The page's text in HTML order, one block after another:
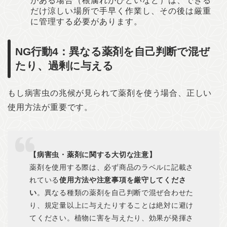
だけ涼しい場所で手早く作業し、その後は厳重
に管理する必要があります。
NG行動4：異なる薬剤を自己判断で混ぜ
たり、過剰に与える
もし病害虫の兆候が見られて薬剤を使う場合、正しい
使用方法が重要です。
【病害虫・薬剤に関する大切な注意】
薬剤を使用する際は、必ず商品のラベルに記載さ
れている使用方法や注意事項を厳守してくださ
い。異なる種類の薬剤を自己判断で混ぜ合わせた
り、規定量以上に与えたりすることは絶対に避け
てください。植物に害を与えたり、効果が発揮さ